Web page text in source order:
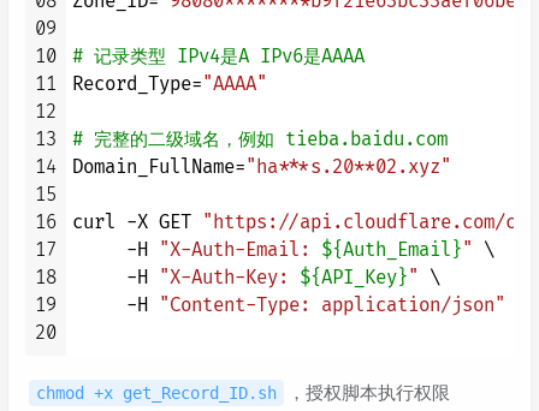
09
10
11
12
13
14
15
16
17
18
19
20
# 记录类型 IPv4是A IPv6是AAAA
Record_Type="AAAA"
# 完整的二级域名，例如 tieba.baidu.com
Domain_FullName="ha***s.20**02.xyz"
curl -X GET "https://api.cloudflare.com/
     -H
"X-Auth-Email: ${Auth_Email}"
\
     -H
"X-Auth-Key: ${API_Key}"
\
     -H
"Content-Type: application/json"
chmod +x get_Record_ID.sh ，授权脚本执行权限